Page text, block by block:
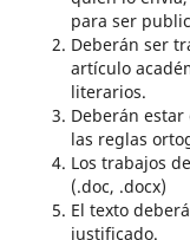
para ser
Deberán ser
artículo
literarios.
Deberán
las reglas
Los trabajos
(.doc, .docx)
El texto
justificado.